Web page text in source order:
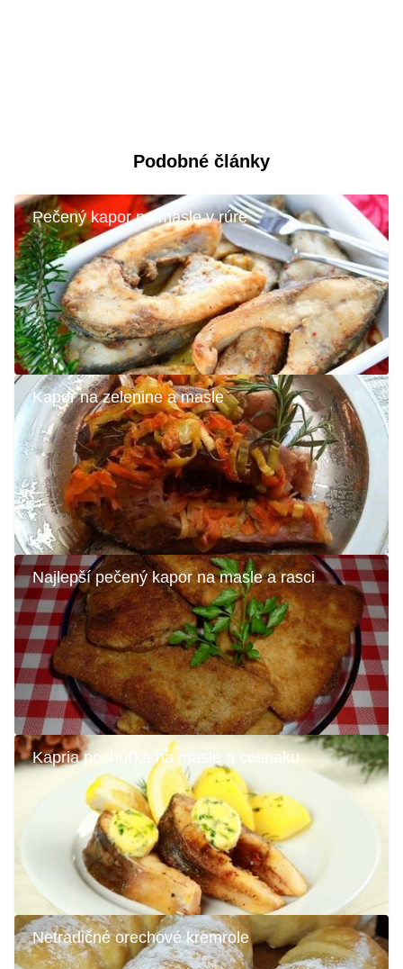
Podobné články
Pečený kapor na masle v rúre
Kapor na zelenine a masle
Najlepší pečený kapor na masle a rasci
Kapria pochúťka na masle a cesnaku
Netradičné orechové kremrole